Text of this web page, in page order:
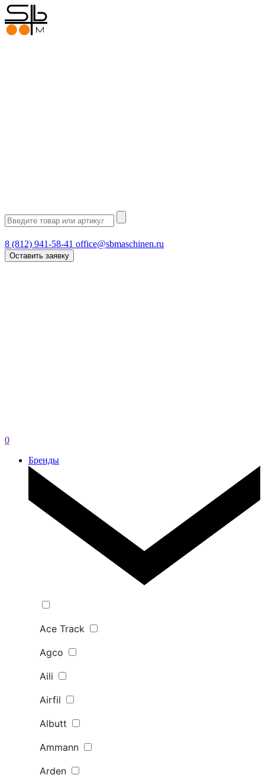
8 (812) 941-58-41 office@sbmaschinen.ru
Оставить заявку
0
Бренды
Ace Track
Agco
Aili
Airfil
Albutt
Ammann
Arden